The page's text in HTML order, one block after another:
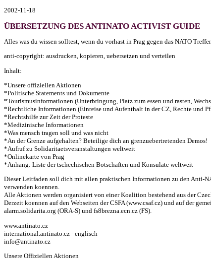
2002-11-18
ÜBERSETZUNG DES ANTINATO ACTIVIST GUIDE
Alles was du wissen solltest, wenn du vorhast in Prag gegen das NATO
anti-copyright: ausdrucken, kopieren, uebersetzen und verteilen
Inhalt:
*Unsere offiziellen Aktionen
*Politische Statements und Dokumente
*Tourismusinformationen (Unterbringung, Platz zum essen und rasten,
*Rechtliche Informationen (Einreise und Aufenthalt in der CZ, Rechte und
*Rechtshilfe zur Zeit der Proteste
*Medizinische Informationen
*Was mensch tragen soll und was nicht
*An der Grenze aufgehalten? Beteilige dich an grenzuebertretenden Demos!
*Aufruf zu Solidaritaetsveranstaltungen weltweit
*Onlinekarte von Prag
*Anhang: Liste der tschechischen Botschaften und Konsulate weltweit
Dieser Leitfaden soll dich mit allen praktischen Informationen zu den Anti-
verwenden koennen.
Alle Aktionen werden organisiert von einer Koalition bestehend aus der
Derzeit koennen auf den Webseiten der CSFA (www.csaf.cz) und auf der
alarm.solidarita.org (ORA-S) und fs8brezna.ecn.cz (FS).
www.antinato.cz
international.antinato.cz - englisch
info@antinato.cz
Unsere Offiziellen Aktionen